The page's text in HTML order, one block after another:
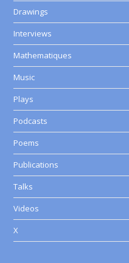
Drawings
Interviews
Mathematiques
Music
Plays
Podcasts
Poems
Publications
Talks
Videos
X